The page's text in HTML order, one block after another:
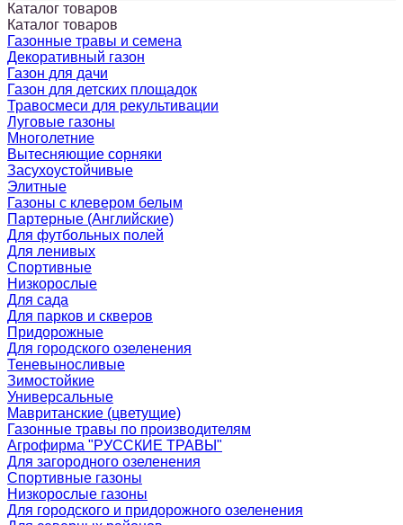
Каталог товаров
Каталог товаров
Газонные травы и семена
Декоративный газон
Газон для дачи
Газон для детских площадок
Травосмеси для рекультивации
Луговые газоны
Многолетние
Вытесняющие сорняки
Засухоустойчивые
Элитные
Газоны с клевером белым
Партерные (Английские)
Для футбольных полей
Для ленивых
Спортивные
Низкорослые
Для сада
Для парков и скверов
Придорожные
Для городского озеленения
Теневыносливые
Зимостойкие
Универсальные
Мавританские (цветущие)
Газонные травы по производителям
Агрофирма "РУССКИЕ ТРАВЫ"
Для загородного озеленения
Спортивные газоны
Низкорослые газоны
Для городского и придорожного озеленения